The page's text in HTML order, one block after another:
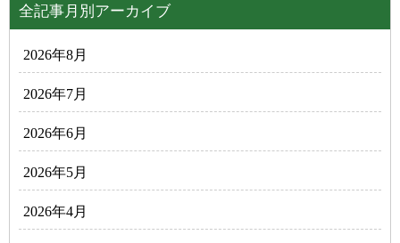
全記事月別アーカイブ
2026年8月
2026年7月
2026年6月
2026年5月
2026年4月